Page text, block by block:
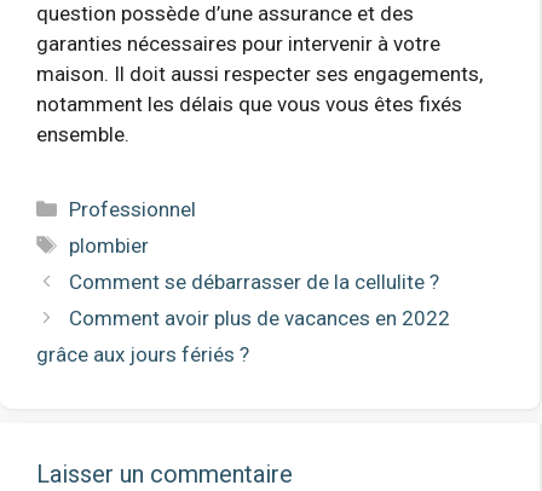
question possède d’une assurance et des
garanties nécessaires pour intervenir à votre
maison. Il doit aussi respecter ses engagements,
notamment les délais que vous vous êtes fixés
ensemble.
Catégories
Professionnel
Étiquettes
plombier
Comment se débarrasser de la cellulite ?
Comment avoir plus de vacances en 2022
grâce aux jours fériés ?
Laisser un commentaire